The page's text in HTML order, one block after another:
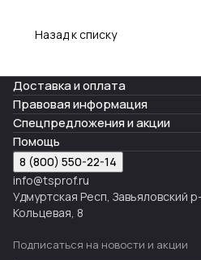
Назад к списку
Доставка и оплата
Правовая информация
Спецпредложения и акции
Помощь
8 (800) 550-22-14
info@tsprof.ru
Удмуртская Респ, Завьяловский
Кольцевая, 8
Подписаться на новости и акции